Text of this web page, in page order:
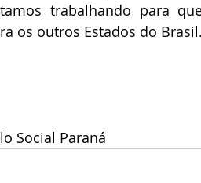
trabalhando para
os outros Estados do Brasil.
Social Paraná